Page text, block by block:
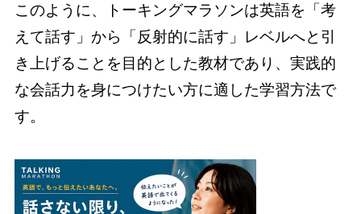
このように、トーキングマラソンは英語を「考
えて話す」から「反射的に話す」レベルへと引
き上げることを目的とした教材であり、実践的
な会話力を身につけたい方に適した学習方法で
す。